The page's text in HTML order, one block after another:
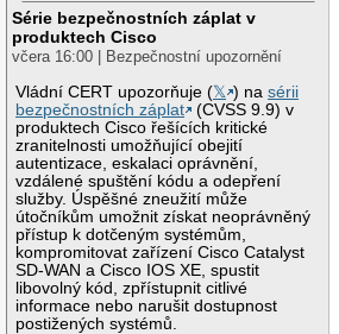
Série bezpečnostních záplat v
produktech Cisco
včera 16:00 | Bezpečnostní upozornění
Vládní CERT upozorňuje (𝕏 ) nasérii
bezpečnostních záplat
(CVSS 9.9) v
produktech Cisco řešících kritické
zranitelnosti umožňující obejití
autentizace, eskalaci oprávnění,
vzdálené spuštění kódu a odepření
služby. Úspěšné zneužití může
útočníkům umožnit získat neoprávněný
přístup k dotčeným systémům,
kompromitovat zařízení Cisco Catalyst
SD-WAN a Cisco IOS XE, spustit
libovolný kód, zpřístupnit citlivé
informace nebo narušit dostupnost
postižených systémů.